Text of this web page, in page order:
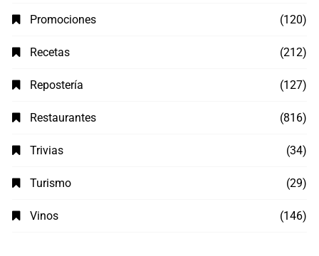
Promociones (120)
Recetas (212)
Repostería (127)
Restaurantes (816)
Trivias (34)
Turismo (29)
Vinos (146)